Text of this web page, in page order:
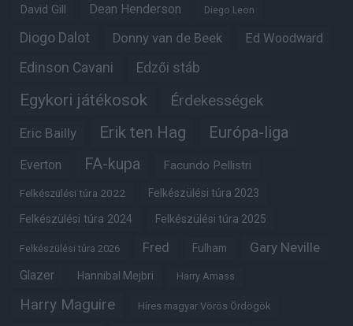
David Gill Dean Henderson Diego Leon
Diogo Dalot Donny van de Beek Ed Woodward
Edinson Cavani Edzői stáb
Egykori játékosok Érdekességek
Eric Bailly Erik ten Hag Európa-liga
Everton FA-kupa Facundo Pellistri
Felkészülési túra 2022 Felkészülési túra 2023
Felkészülési túra 2024 Felkészülési túra 2025
Felkészülési túra 2026 Fred Fulham Gary Neville
Glazer Hannibal Mejbri Harry Amass
Harry Maguire Híres magyar Vörös Ördögök